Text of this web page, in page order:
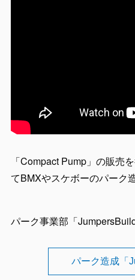
「Compact Pump」の販売
てBMXやスケボーのパーク
パーク事業部「JumpersBuild
パーク造成「